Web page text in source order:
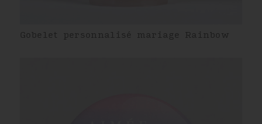
Gobelet personnalisé mariage Rainbow